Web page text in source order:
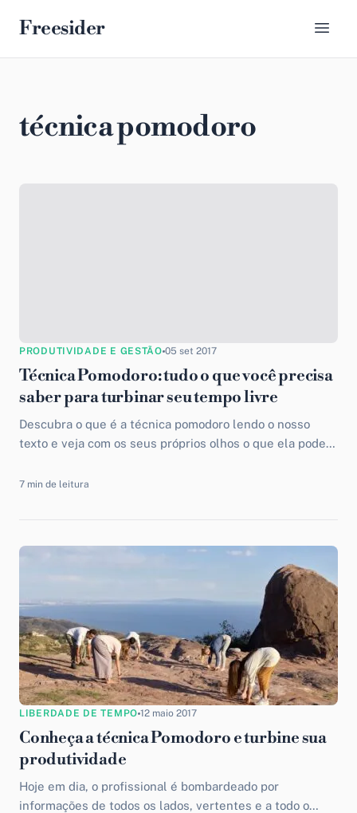
Freesider
técnica pomodoro
PRODUTIVIDADE E GESTÃO 05 set 2017
Técnica Pomodoro: tudo o que você precisa
saber para turbinar seu tempo livre
Descubra o que é a técnica pomodoro lendo o nosso
texto e veja com os seus próprios olhos o que ela pode
7 min de leitura
LIBERDADE DE TEMPO 12 maio 2017
Conheça a técnica Pomodoro e turbine sua
produtividade
Hoje em dia, o profissional é bombardeado por
informações de todos os lados, vertentes e a todo o